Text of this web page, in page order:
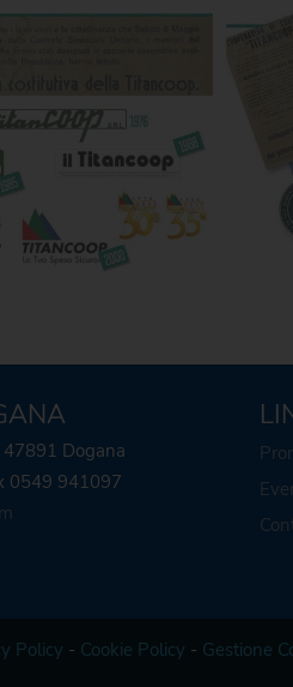
Dogana
0549 941097
Policy - Cookie Policy - Gestione